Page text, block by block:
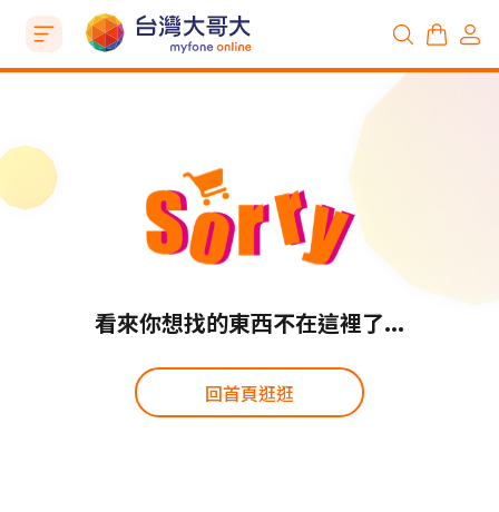
看來你想找的東西不在這裡了...
回首頁逛逛